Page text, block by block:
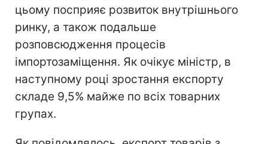
цьому посприяє розвиток внутрішнього
ринку, а також подальше
розповсюдження процесів
імпортозаміщення. Як очікує міністр, в
наступному році зростання експорту
складе 9,5% майже по всіх товарних
групах.